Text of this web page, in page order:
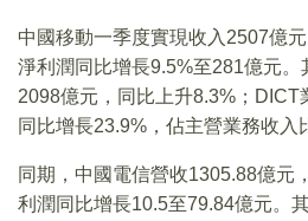
中國移動一季度實現收入2507億
淨利潤同比增長9.5%至281億元。
2098億元，同比上升8.3%；DICT
同比增長23.9%，佔主營業務收入
同期，中國電信營收1305.88億元
利潤同比增長10.5至79.84億元。